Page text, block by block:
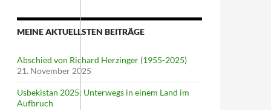
MEINE AKTUELLSTEN BEITRÄGE
Abschied von Richard Herzinger (1955-2025)
21. November 2025
Usbekistan 2025: Unterwegs in einem Land im
Aufbruch